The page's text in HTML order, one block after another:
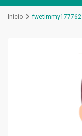
Inicio fwetimmy177762